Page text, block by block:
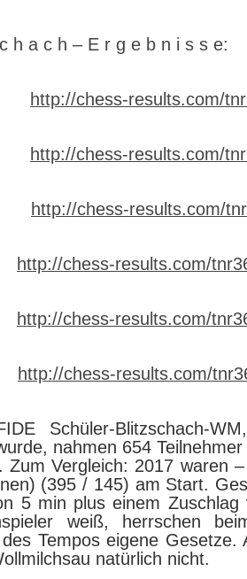
h a c h – E r g e b n i s s e:
http://chess-results.com/
http://chess-results.com/
http://chess-results.com/
http://chess-results.com/
http://chess-results.com/
http://chess-results.com/
Schüler-Blitzschach-
nahmen 654
Zum Vergleich: 2017 waren
(395 / 145) am Start.
5 min plus einem
weiß, herrschen
Tempos eigene Gesetze.
natürlich nicht.